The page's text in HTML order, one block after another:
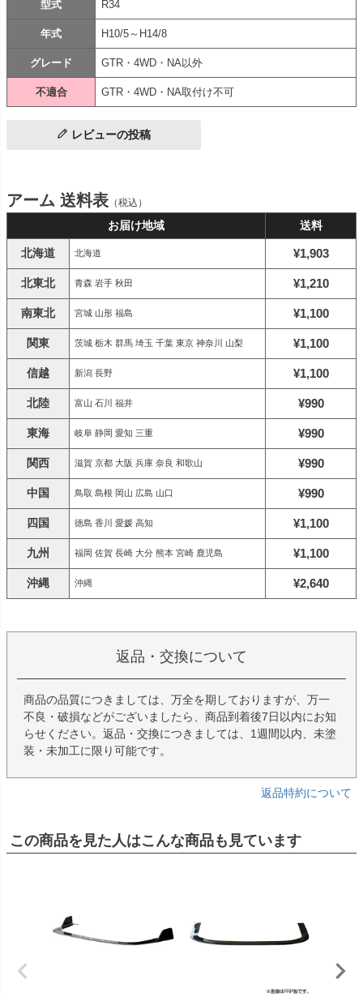
型式 R34
年式 H10/5～H14/8
グレード GTR・4WD・NA以外
不適合 GTR・4WD・NA取付け不可
レビューの投稿
アーム 送料表 （税込）
お届け地域 送料
北海道 北海道 ¥1,903
北東北 青森 岩手 秋田 ¥1,210
南東北 宮城 山形 福島 ¥1,100
関東 茨城 栃木 群馬 埼玉 千葉 東京 神奈川 山梨 ¥1,100
信越 新潟 長野 ¥1,100
北陸 富山 石川 福井 ¥990
東海 岐阜 静岡 愛知 三重 ¥990
関西 滋賀 京都 大阪 兵庫 奈良 和歌山 ¥990
中国 鳥取 島根 岡山 広島 山口 ¥990
四国 徳島 香川 愛媛 高知 ¥1,100
九州 福岡 佐賀 長崎 大分 熊本 宮崎 鹿児島 ¥1,100
沖縄 沖縄 ¥2,640
返品・交換について
商品の品質につきましては、万全を期しておりますが、万一
不良・破損などがございましたら、商品到着後7日以内にお知
らせください。返品・交換につきましては、1週間以内、未塗
装・未加工に限り可能です。
返品特約について
この商品を見た人はこんな商品も見ています